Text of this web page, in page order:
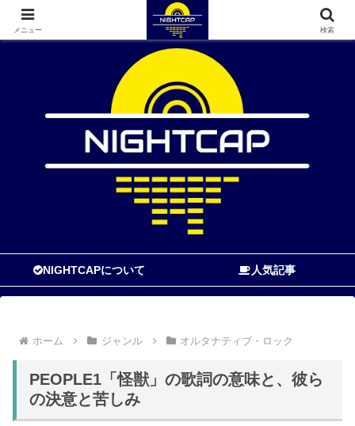
寝る前に読む音楽ブログ
NIGHTCAPについて 人気記事
ホーム ジャンル オルタナティブ・ロック
PEOPLE1「怪獣」の歌詞の意味と、彼ら
の決意と苦しみ
メニュー 検索